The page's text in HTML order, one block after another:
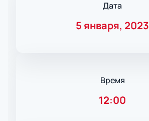
Дата
5 января, 2023
Время
12:00